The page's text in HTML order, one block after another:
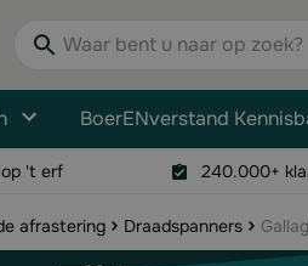
Waar bent u naar op zoek?
BoerENverstand
't erf 240.000+
afrastering Draadspanners